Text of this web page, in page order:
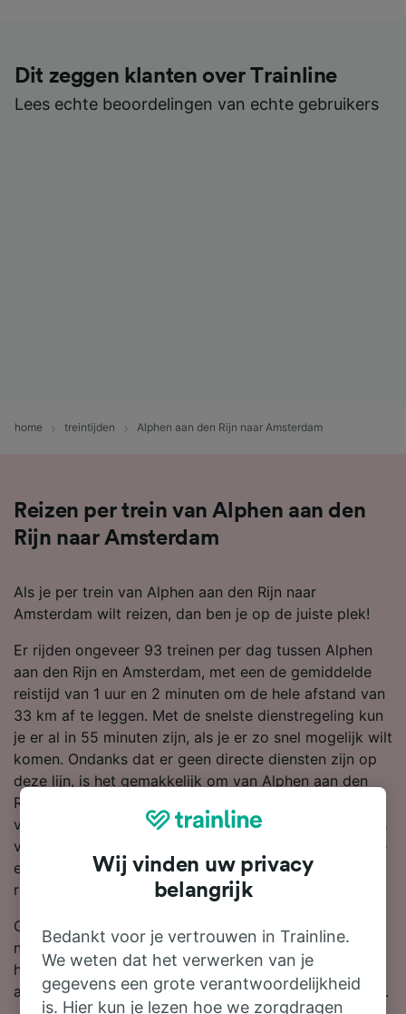
Dit zeggen klanten over Trainline
Lees echte beoordelingen van echte gebruikers
home treintijden Alphen aan den Rijn naar Amsterdam
Reizen per trein van Alphen aan den
Rijn naar Amsterdam
Als je per trein van Alphen aan den Rijn naar
Amsterdam wilt reizen, dan ben je op de juiste plek!
Er rijden ongeveer 93 treinen per dag tussen Alphen
aan den Rijn en Amsterdam, met een de gemiddelde
reistijd van 1 uur en 2 minuten om de hele afstand van
33 km af te leggen. Met de snelste dienstregeling kun
je er al in 55 minuten zijn, als je er zo snel mogelijk wilt
komen. Ondanks dat er geen directe diensten zijn op
deze lijn, is het gemakkelijk om van Alphen aan den
Rijn naar Amsterdam te reizen, je hoeft slechts 1
verandering over te stappen. Zowel treinen van NS als
van SNCB rijden op deze route, en zij bieden moderne
en comfortabele diensten met standaard genoeg
ruimte voor bagage.
Gebruik onze reisplanner boven aan de pagina om
naar goedkope kaartjes te zoeken en wij laten je zien
hoeveel korting je krijgt op treinkaartjes van Alphen
aan den Rijn naar Amsterdam als je van tevoren boekt.
Wij vinden uw privacy
belangrijk
Bedankt voor je vertrouwen in Trainline.
We weten dat het verwerken van je
gegevens een grote verantwoordelijkheid
is. Hier kun je lezen hoe we zorgdragen